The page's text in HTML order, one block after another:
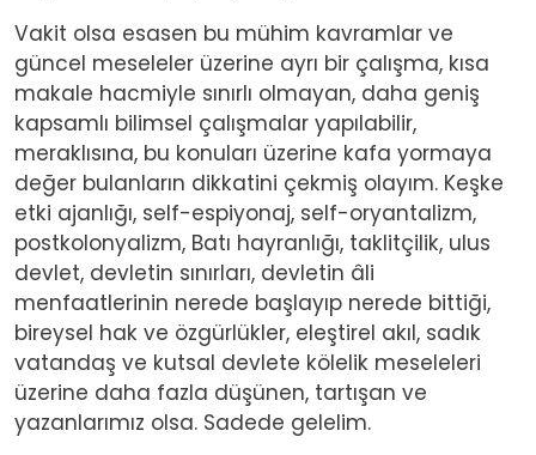
Vakit olsa esasen bu mühim kavramlar ve
güncel meseleler üzerine ayrı bir çalışma, kısa
makale hacmiyle sınırlı olmayan, daha geniş
kapsamlı bilimsel çalışmalar yapılabilir,
meraklısına, bu konuları üzerine kafa yormaya
değer bulanların dikkatini çekmiş olayım. Keşke
etki ajanlığı, self-espiyonaj, self-oryantalizm,
postkolonyalizm, Batı hayranlığı, taklitçilik, ulus
devlet, devletin sınırları, devletin âli
menfaatlerinin nerede başlayıp nerede bittiği,
bireysel hak ve özgürlükler, eleştirel akıl, sadık
vatandaş ve kutsal devlete kölelik meseleleri
üzerine daha fazla düşünen, tartışan ve
yazanlarımız olsa. Sadede gelelim.